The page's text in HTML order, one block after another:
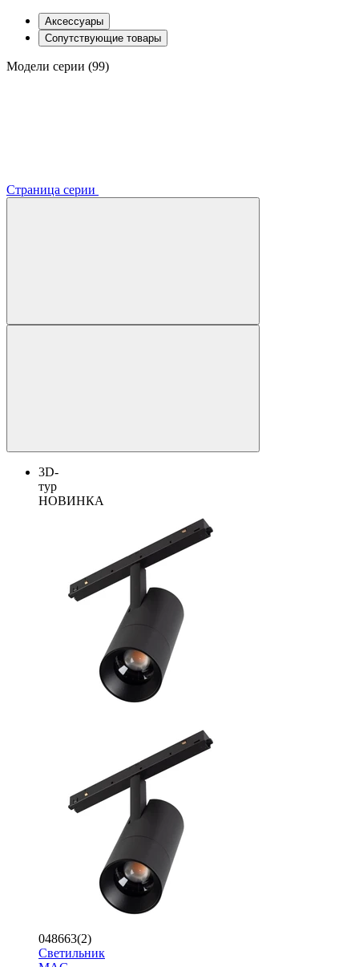
Аксессуары
Сопутствующие товары
Модели серии (99)
Страница серии
3D-
тур
НОВИНКА
048663(2)
Светильник